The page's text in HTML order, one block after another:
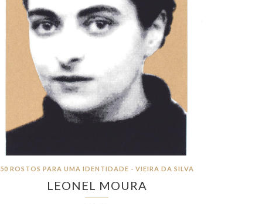
50 ROSTOS PARA UMA IDENTIDADE - VIEIRA DA SILVA
LEONEL MOURA